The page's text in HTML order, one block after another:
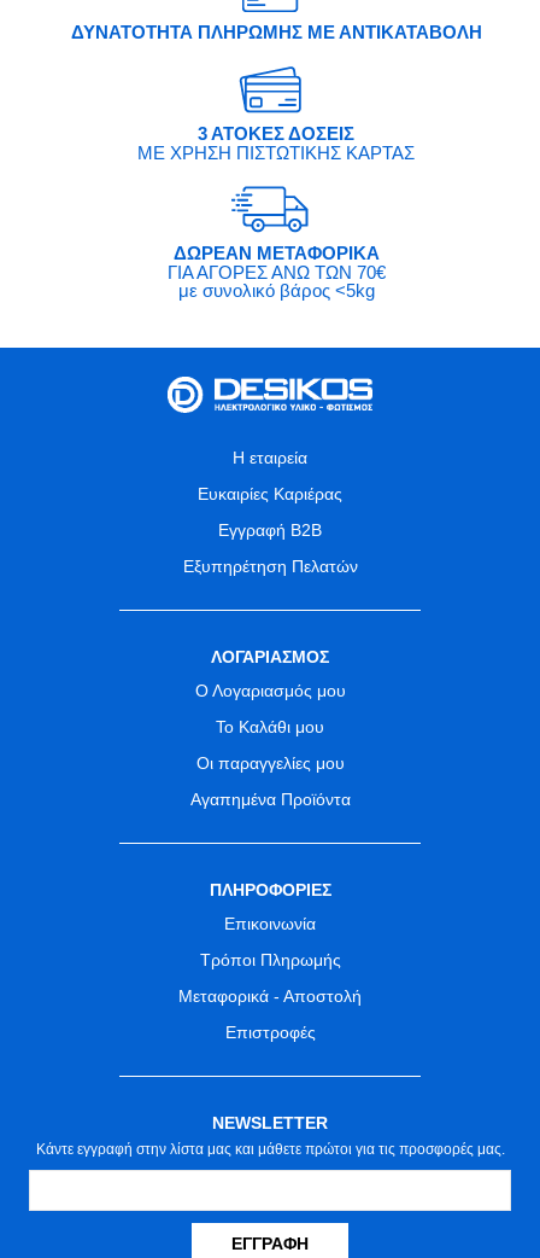
ΔΥΝΑΤΟΤΗΤΑ ΠΛΗΡΩΜΗΣ ΜΕ ΑΝΤΙΚΑΤΑΒΟΛΗ
3 ΑΤΟΚΕΣ ΔΟΣΕΙΣ
ΜΕ ΧΡΗΣΗ ΠΙΣΤΩΤΙΚΗΣ ΚΑΡΤΑΣ
ΔΩΡΕΑΝ ΜΕΤΑΦΟΡΙΚΑ
ΓΙΑ ΑΓΟΡΕΣ ΑΝΩ ΤΩΝ 70€
με συνολικό βάρος <5kg
Η εταιρεία
Ευκαιρίες Καριέρας
Εγγραφή B2B
Εξυπηρέτηση Πελατών
ΛΟΓΑΡΙΑΣΜΟΣ
Ο Λογαριασμός μου
Το Καλάθι μου
Οι παραγγελίες μου
Αγαπημένα Προϊόντα
ΠΛΗΡΟΦΟΡΙΕΣ
Επικοινωνία
Τρόποι Πληρωμής
Μεταφορικά - Αποστολή
Επιστροφές
NEWSLETTER
Κάντε εγγραφή στην λίστα μας και μάθετε πρώτοι για τις προσφορές μας.
ΕΓΓΡΑΦΉ